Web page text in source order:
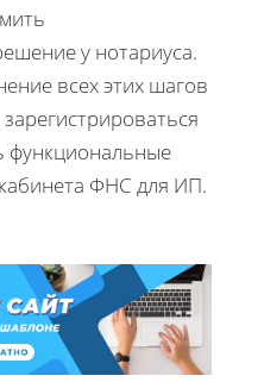
у нотариуса.
всех этих шагов
функциональные
ФНС для ИП.